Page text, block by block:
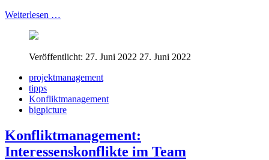
Weiterlesen …
Veröffentlicht: 27. Juni 2022 27. Juni 2022
projektmanagement
tipps
Konfliktmanagement
bigpicture
Konfliktmanagement:
Interessenskonflikte im Team